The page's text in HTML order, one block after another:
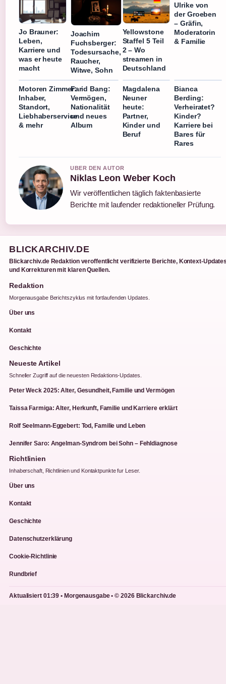
Jo Brauner:
Leben,
Karriere und
was er heute
macht
Joachim
Fuchsberger:
Todesursache,
Raucher,
Witwe, Sohn
Yellowstone
Staffel 5 Teil
2 – Wo
streamen in
Deutschland
Ulrike von
der Groeben
– Gräfin,
Moderatorin
& Familie
Motoren Zimmer:
Inhaber,
Standort,
Liebhaberservice
& mehr
Farid Bang:
Vermögen,
Nationalität
und neues
Album
Magdalena
Neuner
heute:
Partner,
Kinder und
Beruf
Bianca
Berding:
Verheiratet?
Kinder?
Karriere bei
Bares für
Rares
UBER DEN AUTOR
Niklas Leon Weber Koch
Wir veröffentlichen täglich faktenbasierte
Berichte mit laufender redaktioneller Prüfung.
BLICKARCHIV.DE
Blickarchiv.de Redaktion veroffentlicht verifizierte Berichte, Kontext-
und Korrekturen mit klaren Quellen.
Redaktion
Morgenausgabe Berichtszyklus mit fortlaufenden Updates.
Über uns
Kontakt
Geschichte
Neueste Artikel
Schneller Zugriff auf die neuesten Redaktions-Updates.
Peter Weck 2025: Alter, Gesundheit, Familie und Vermögen
Taissa Farmiga: Alter, Herkunft, Familie und Karriere erklärt
Rolf Seelmann-Eggebert: Tod, Familie und Leben
Jennifer Saro: Angelman-Syndrom bei Sohn – Fehldiagnose
Richtlinien
Inhaberschaft, Richtlinien und Kontaktpunkte fur Leser.
Über uns
Kontakt
Geschichte
Datenschutzerklärung
Cookie-Richtlinie
Rundbrief
Aktualisiert 01:39 • Morgenausgabe • © 2026 Blickarchiv.de